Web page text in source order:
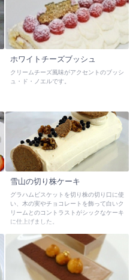
ホワイトチーズブッシュ
クリームチーズ風味がアクセントのブッシ
ュ・ド・ノエルです。
雪山の切り株ケーキ
グラハムビスケットを切り株の切り口に使
い、木の実やチョコレートを飾って白いク
リームとのコントラストがシックなケーキ
に仕上げました。